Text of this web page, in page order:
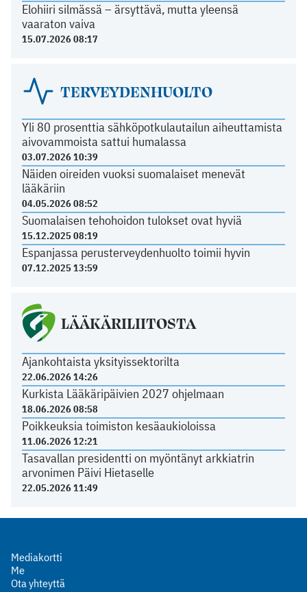
Elohiiri silmässä – ärsyttävä, mutta yleensä
vaaraton vaiva
15.07.2026 08:17
TERVEYDENHUOLTO
Yli 80 prosenttia sähköpotkulautailun aiheuttamista
aivovammoista sattui humalassa
03.07.2026 10:39
Näiden oireiden vuoksi suomalaiset menevät
lääkäriin
04.05.2026 08:52
Suomalaisen tehohoidon tulokset ovat hyviä
15.12.2025 08:19
Espanjassa perusterveydenhuolto toimii hyvin
07.12.2025 13:59
LÄÄKÄRILIITOSTA
Ajankohtaista yksityissektorilta
22.06.2026 14:26
Kurkista Lääkäripäivien 2027 ohjelmaan
18.06.2026 08:58
Poikkeuksia toimiston kesäaukioloissa
11.06.2026 12:21
Tasavallan presidentti on myöntänyt arkkiatrin
arvonimen Päivi Hietaselle
22.05.2026 11:49
Mediakortti
Me
Ota yhteyttä